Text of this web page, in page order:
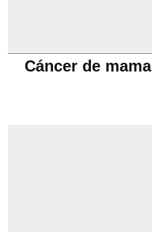
Cáncer de mama